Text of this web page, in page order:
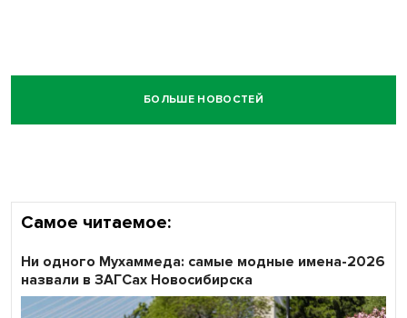
БОЛЬШЕ НОВОСТЕЙ
Самое читаемое:
Ни одного Мухаммеда: самые модные имена-2026
назвали в ЗАГСах Новосибирска